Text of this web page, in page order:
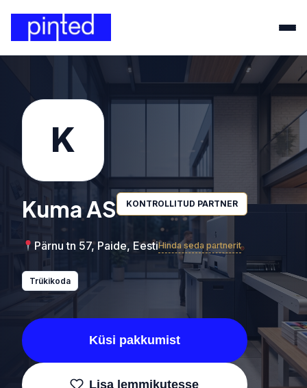
K
Kuma AS KONTROLLITUD PARTNER
Pärnu tn 57, Paide, EestiHinda seda partnerit
Trükikoda
Küsi pakkumist
Lisa lemmikutesse